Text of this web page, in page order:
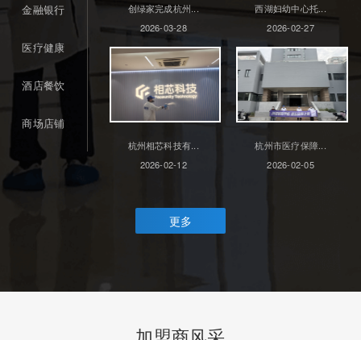
金融银行
医疗健康
酒店餐饮
商场店铺
创绿家完成杭州...
2026-03-28
西湖妇幼中心托...
2026-02-27
杭州相芯科技有...
2026-02-12
杭州市医疗保障...
2026-02-05
更多